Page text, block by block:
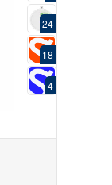
24
18
4